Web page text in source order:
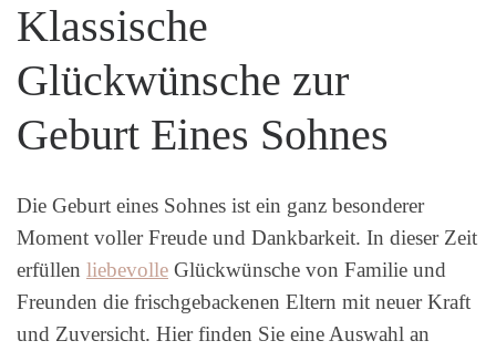
Klassische
Glückwünsche zur
Geburt Eines Sohnes
Die Geburt eines Sohnes ist ein ganz besonderer
Moment voller Freude und Dankbarkeit. In dieser Zeit
erfüllen liebevolle Glückwünsche von Familie und
Freunden die frischgebackenen Eltern mit neuer Kraft
und Zuversicht. Hier finden Sie eine Auswahl an